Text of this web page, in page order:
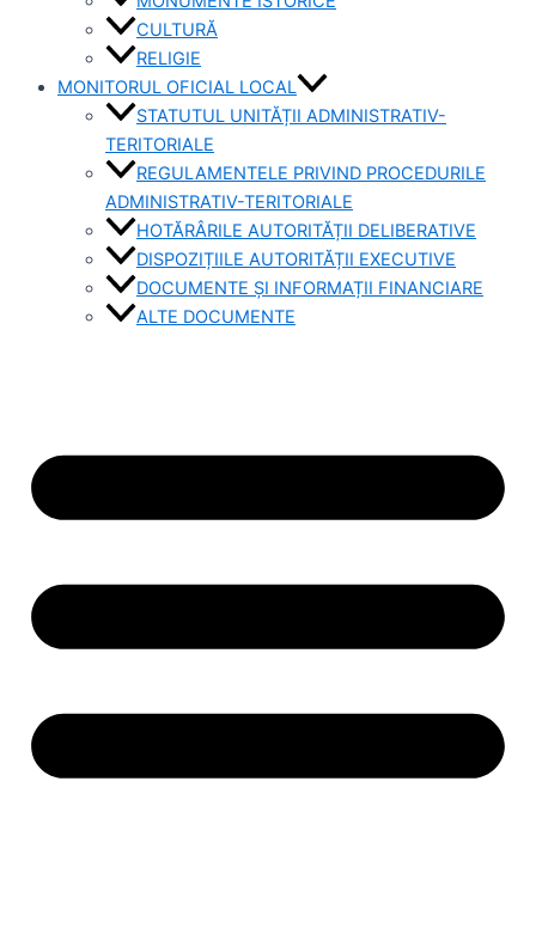
CULTURĂ
RELIGIE
MONITORUL OFICIAL LOCAL
STATUTUL UNITĂȚII ADMINISTRATIV-
TERITORIALE
REGULAMENTELE PRIVIND PROCEDURILE
ADMINISTRATIV-TERITORIALE
HOTĂRÂRILE AUTORITĂȚII DELIBERATIVE
DISPOZIȚIILE AUTORITĂȚII EXECUTIVE
DOCUMENTE ȘI INFORMAȚII FINANCIARE
ALTE DOCUMENTE